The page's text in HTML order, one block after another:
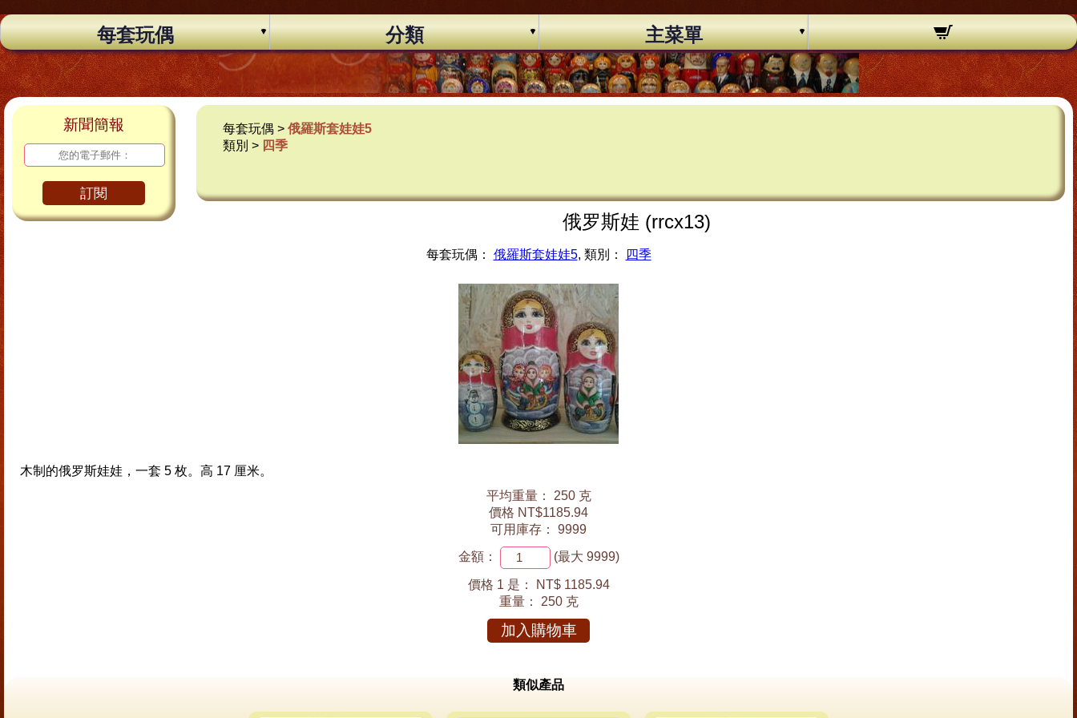
每套玩偶 分類 主菜單
新聞簡報
訂閱
每套玩偶 >俄羅斯套娃娃5
類別 > 四季
俄罗斯娃 (rrcx13)
每套玩偶： 俄羅斯套娃娃5, 類別： 四季
木制的俄罗斯娃娃，一套 5 枚。高 17 厘米。
平均重量： 250 克
價格 NT$1185.94
可用庫存： 9999
金額： (最大 9999)
價格 1 是：
NT$ 1185.94
重量： 250 克
加入購物車
類似產品